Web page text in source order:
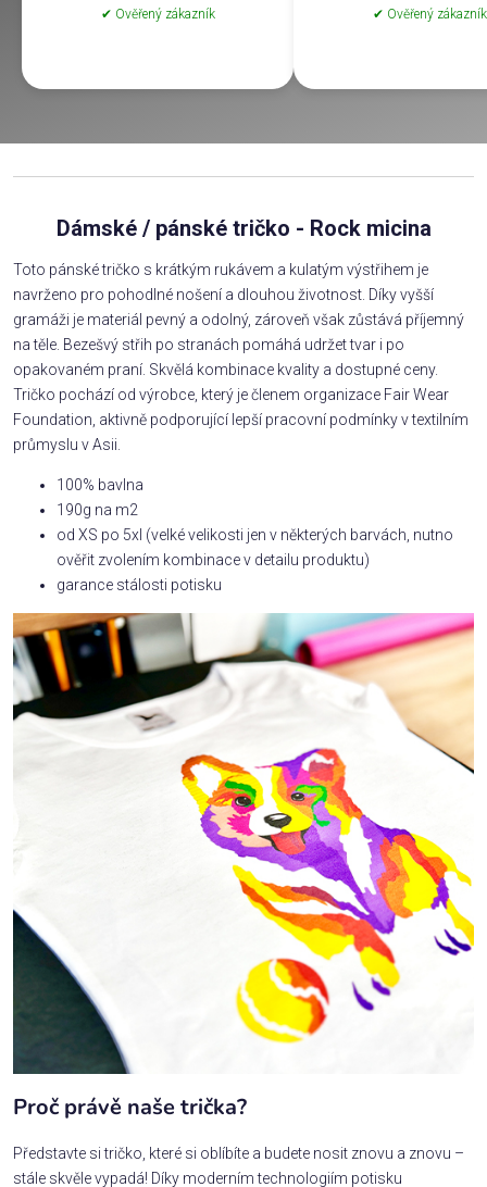
✔ Ověřený zákazník ✔ Ověřený zákazník
Dámské / pánské tričko - Rock micina
Toto pánské tričko s krátkým rukávem a kulatým výstřihem je
navrženo pro pohodlné nošení a dlouhou životnost. Díky vyšší
gramáži je materiál pevný a odolný, zároveň však zůstává příjemný
na těle. Bezešvý střih po stranách pomáhá udržet tvar i po
opakovaném praní. Skvělá kombinace kvality a dostupné ceny.
Tričko pochází od výrobce, který je členem organizace Fair Wear
Foundation, aktivně podporující lepší pracovní podmínky v textilním
průmyslu v Asii.
100% bavlna
190g na m2
od XS po 5xl (velké velikosti jen v některých barvách, nutno
ověřit zvolením kombinace v detailu produktu)
garance stálosti potisku
Proč právě naše trička?
Představte si tričko, které si oblíbíte a budete nosit znovu a znovu –
stále skvěle vypadá! Díky moderním technologiím potisku